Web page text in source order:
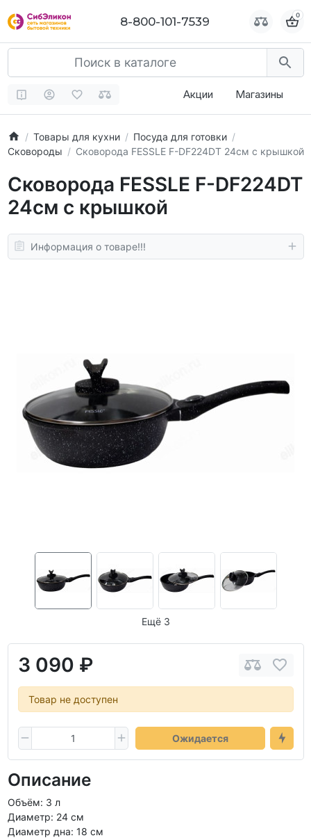
8-800-101-7539 0
Акции Магазины
Товары для кухни
Посуда для готовки
Сковороды
Сковорода FESSLE F-DF224DT 24см с крышкой
Сковорода FESSLE F-DF224DT
24см с крышкой
Информация о товаре!!!
Ещё 3
3 090 ₽
Товар не доступен
Ожидается
Описание
Объём: 3 л
Диаметр: 24 см
Диаметр дна: 18 см
8-800-101-7539 0